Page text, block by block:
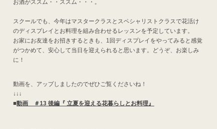
お酒がススム・・ススム・・・。
スクールでも、今年はマスタークラスとスペシャリストクラスで花活け
のディスプレイとお料理を組み合わせるレッスンを予定しています。
お家にお友達をお招きするときも、1回ディスプレイをやってみると感覚
がつかめて、安心して当日を迎えられると思います。どうぞ、お楽しみ
に！
動画を、アップしましたのでぜひご覧くださいね！
↓↓↓
■動画 ＃13 後編『 立夏を迎える花暮らしとお料理』